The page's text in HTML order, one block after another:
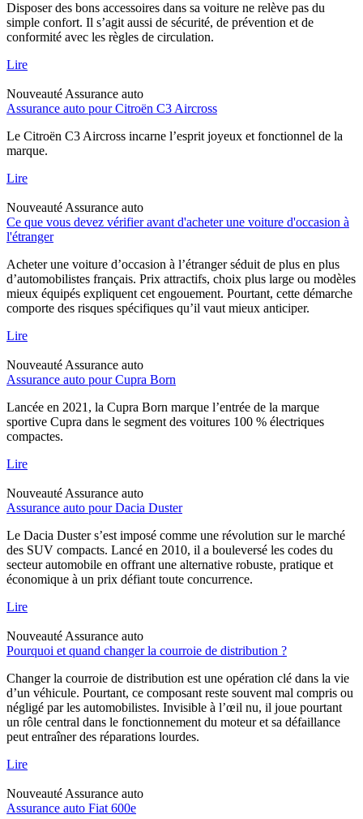
Disposer des bons accessoires dans sa voiture ne relève pas du
simple confort. Il s’agit aussi de sécurité, de prévention et de
conformité avec les règles de circulation.
Lire
Nouveauté Assurance auto
Assurance auto pour Citroën C3 Aircross
Le Citroën C3 Aircross incarne l’esprit joyeux et fonctionnel de la
marque.
Lire
Nouveauté Assurance auto
Ce que vous devez vérifier avant d'acheter une voiture d'occasion à
l'étranger
Acheter une voiture d’occasion à l’étranger séduit de plus en plus
d’automobilistes français. Prix attractifs, choix plus large ou modèles
mieux équipés expliquent cet engouement. Pourtant, cette démarche
comporte des risques spécifiques qu’il vaut mieux anticiper.
Lire
Nouveauté Assurance auto
Assurance auto pour Cupra Born
Lancée en 2021, la Cupra Born marque l’entrée de la marque
sportive Cupra dans le segment des voitures 100 % électriques
compactes.
Lire
Nouveauté Assurance auto
Assurance auto pour Dacia Duster
Le Dacia Duster s’est imposé comme une révolution sur le marché
des SUV compacts. Lancé en 2010, il a bouleversé les codes du
secteur automobile en offrant une alternative robuste, pratique et
économique à un prix défiant toute concurrence.
Lire
Nouveauté Assurance auto
Pourquoi et quand changer la courroie de distribution ?
Changer la courroie de distribution est une opération clé dans la vie
d’un véhicule. Pourtant, ce composant reste souvent mal compris ou
négligé par les automobilistes. Invisible à l’œil nu, il joue pourtant
un rôle central dans le fonctionnement du moteur et sa défaillance
peut entraîner des réparations lourdes.
Lire
Nouveauté Assurance auto
Assurance auto Fiat 600e